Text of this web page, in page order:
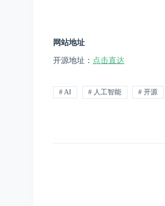
网站地址
开源地址： 点击直达
# AI # 人工智能 # 开源